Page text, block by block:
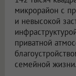
микрорайон с
и невысокой
приватной
семейной жизни.